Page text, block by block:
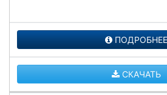
ПОДРОБНЕЕ
СКАЧАТЬ